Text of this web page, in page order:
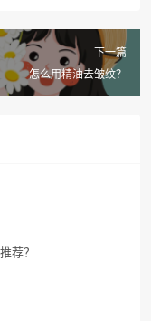
下一篇
怎么用精油去皱纹？
荐？